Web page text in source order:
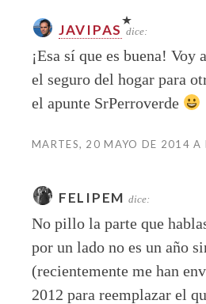
JAVIPAS dice:
¡Esa sí que es buena! Voy
el seguro del hogar para
el apunte SrPerroverde
MARTES, 20 MAYO DE 2014 A
FELIPEM dice:
No pillo la parte que
por un lado no es un año
(recientemente me han
2012 para reemplazar el